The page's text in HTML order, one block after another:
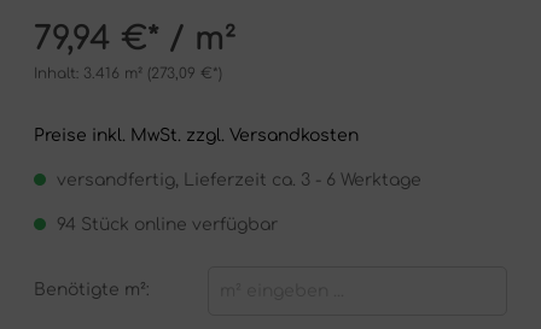
79,94 €* / m²
Inhalt: 3.416 m² (273,09 €*)
Preise inkl. MwSt. zzgl. Versandkosten
versandfertig, Lieferzeit ca. 3 - 6 Werktage
94 Stück online verfügbar
Benötigte m²: